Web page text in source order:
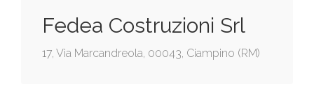
Fedea Costruzioni Srl
17, Via Marcandreola, 00043, Ciampino (RM)